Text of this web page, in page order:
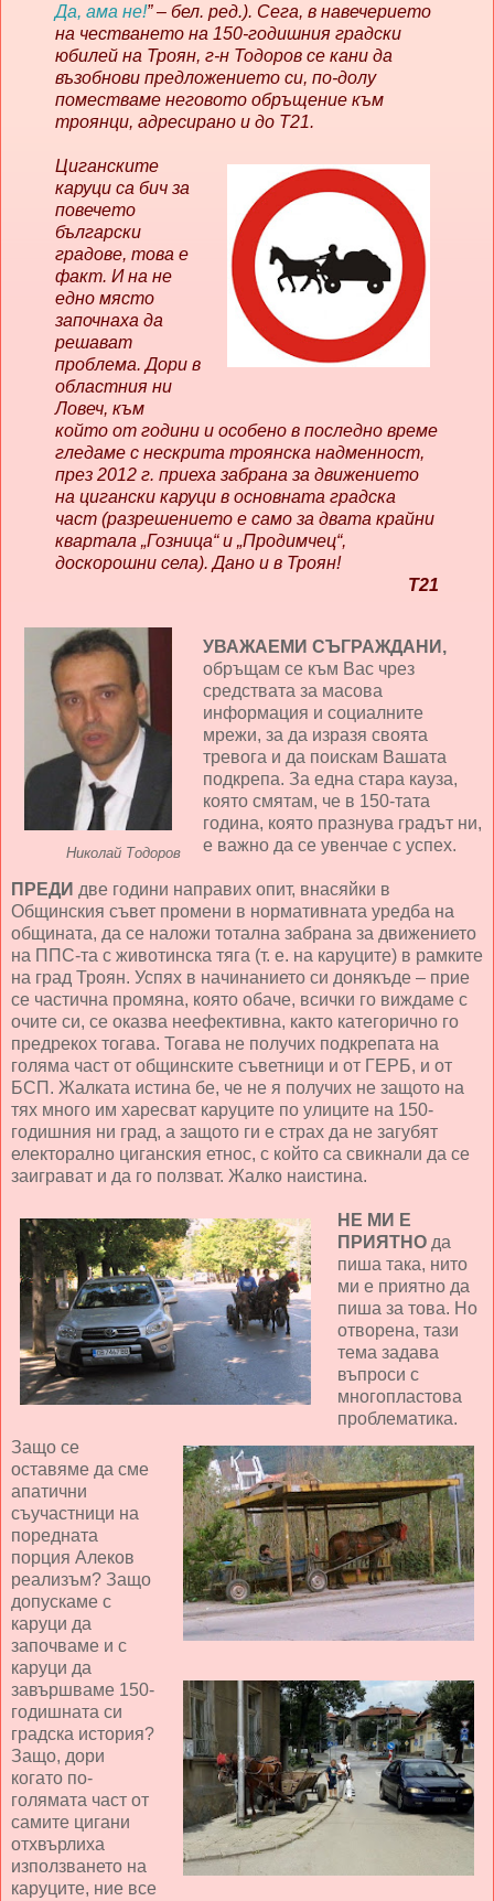
Да, ама не!”– бел. ред.). Сега, в навечерието
на честването на 150-годишния градски
юбилей на Троян, г-н Тодоров се кани да
възобнови предложението си, по-долу
поместваме неговото обръщение към
троянци, адресирано и до Т21.
Циганските
каруци са бич за
повечето
български
градове, това е
факт. И на не
едно място
започнаха да
решават
проблема. Дори в
областния ни
Ловеч, към
който от години и особено в последно време
гледаме с нескрита троянска надменност,
през 2012 г. приеха забрана за движението
на цигански каруци в основната градска
част (разрешението е само за двата крайни
квартала „Гозница“ и „Продимчец“,
доскорошни села). Дано и в Троян!
Т21
Николай Тодоров
УВАЖАЕМИ СЪГРАЖДАНИ,
обръщам се към Вас чрез
средствата за масова
информация и социалните
мрежи, за да изразя своята
тревога и да поискам Вашата
подкрепа. За една стара кауза,
която смятам, че в 150-тата
година, която празнува градът ни,
е важно да се увенчае с успех.
ПРЕДИ две години направих опит, внасяйки в
Общинския съвет промени в нормативната уредба на
общината, да се наложи тотална забрана за движението
на ППС-та с животинска тяга (т. е. на каруците) в рамките
на град Троян. Успях в начинанието си донякъде – прие
се частична промяна, която обаче, всички го виждаме с
очите си, се оказва неефективна, както категорично го
предрекох тогава. Тогава не получих подкрепата на
голяма част от общинските съветници и от ГЕРБ, и от
БСП. Жалката истина бе, че не я получих не защото на
тях много им харесват каруците по улиците на 150-
годишния ни град, а защото ги е страх да не загубят
електорално циганския етнос, с който са свикнали да се
заиграват и да го ползват. Жалко наистина.
НЕ МИ Е
ПРИЯТНОда
пиша така, нито
ми е приятно да
пиша за това. Но
отворена, тази
тема задава
въпроси с
многопластова
проблематика.
Защо се
оставяме да сме
апатични
съучастници на
поредната
порция Алеков
реализъм? Защо
допускаме с
каруци да
започваме и с
каруци да
завършваме 150-
годишната си
градска история?
Защо, дори
когато по-
голямата част от
самите цигани
отхвърлиха
използването на
каруците, ние все